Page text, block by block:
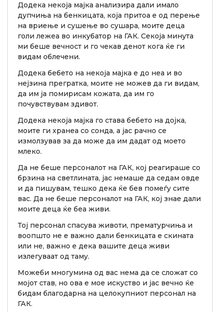
Додека некоја мајка анализира дали имало
дупчиња на бенкицата, која притоа е од перење
на вриење и сушење во сушара, моите деца
голи лежеа во инкубатор на ГАК. Секоја минута
ми беше вечност и го чекав денот кога ќе ги
видам облечени.
Додека бебето на некоја мајка е до неа и во
нејзина прегратка, моите не можев да ги видам,
да им ја помирисам кожата, да им го
почувствувам здивот.
Додека некоја мајка го става бебето на дојка,
моите ги хранеа со сонда, а јас рачно се
измолзував за да може да им дадат од моето
млеко.
Да не беше персоналот на ГАК, кој реагираше со
брзина на светлината, јас немаше да седам овде
и да пишувам, тешко дека ќе бев помеѓу сите
вас. Да не беше персоналот на ГАК, кој знае дали
моите деца ќе беа живи.
Тој персонал спасува животи, прематурчиња и
воопшто не е важно дали бенкицата е скината
или не, важно е дека вашите деца живи
излегуваат од таму.
Можеби многумина од вас нема да се сложат со
мојот став, но ова е мое искуство и јас вечно ќе
бидам благодарна на целокупниот персонал на
ГАК.